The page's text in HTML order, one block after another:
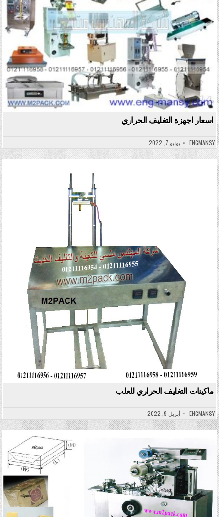
اسعار اجهزة التغليف الحراري
ENGMANSY يونيو 7, 2022
ماكينات التغليف الحراري للعلب
ENGMANSY أبريل 9, 2022
Posted in